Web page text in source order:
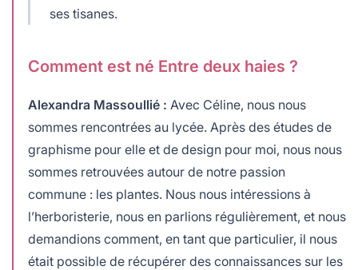
ses tisanes.
Comment est né Entre deux haies ?
Alexandra Massoullié : Avec Céline, nous nous
sommes rencontrées au lycée. Après des études de
graphisme pour elle et de design pour moi, nous nous
sommes retrouvées autour de notre passion
commune : les plantes. Nous nous intéressions à
l’herboristerie, nous en parlions régulièrement, et nous
demandions comment, en tant que particulier, il nous
était possible de récupérer des connaissances sur les